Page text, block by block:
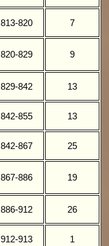
813-820 7
820-829 9
829-842 13
842-855 13
842-867 25
867-886 19
886-912 26
912-913 1